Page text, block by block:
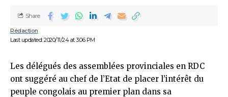
Last updated: 2020/11/24 at 3:06 PM
Rédaction
Share
Les délégués des assemblées provinciales en RDC
ont suggéré au chef de l’Etat de placer l’intérêt du
peuple congolais au premier plan dans sa